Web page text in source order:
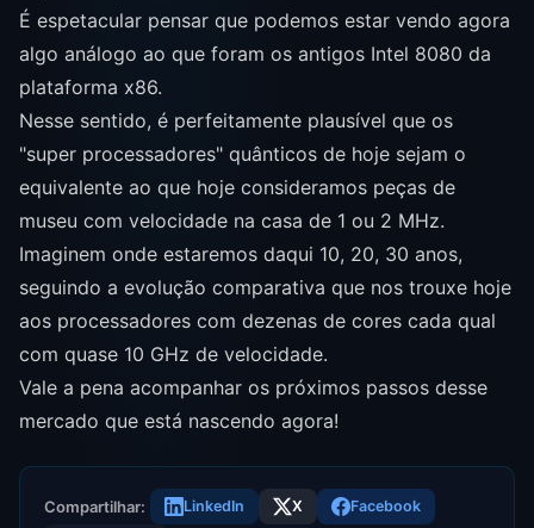
É espetacular pensar que podemos estar vendo agora
algo análogo ao que foram os antigos Intel 8080 da
plataforma x86.
Nesse sentido, é perfeitamente plausível que os
"super processadores" quânticos de hoje sejam o
equivalente ao que hoje consideramos peças de
museu com velocidade na casa de 1 ou 2 MHz.
Imaginem onde estaremos daqui 10, 20, 30 anos,
seguindo a evolução comparativa que nos trouxe hoje
aos processadores com dezenas de cores cada qual
com quase 10 GHz de velocidade.
Vale a pena acompanhar os próximos passos desse
mercado que está nascendo agora!
Compartilhar: LinkedIn X
Facebook